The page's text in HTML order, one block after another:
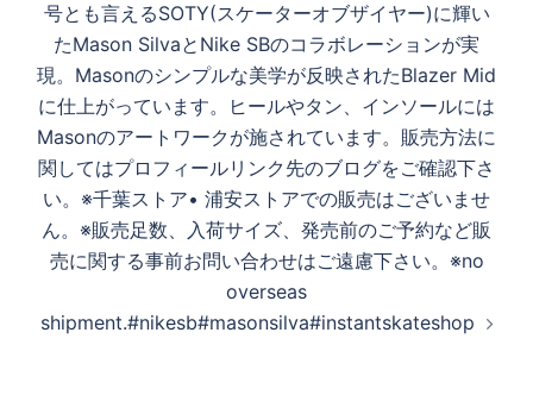
号とも言えるSOTY(スケーターオブザイヤー)に輝い
たMason SilvaとNike SBのコラボレーションが実
現。Masonのシンプルな美学が反映されたBlazer Mid
に仕上がっています。ヒールやタン、インソールには
Masonのアートワークが施されています。販売方法に
関してはプロフィールリンク先のブログをご確認下さ
い。※千葉ストア• 浦安ストアでの販売はございませ
ん。※販売足数、入荷サイズ、発売前のご予約など販
売に関する事前お問い合わせはご遠慮下さい。※no
overseas
shipment.#nikesb#masonsilva#instantskateshop